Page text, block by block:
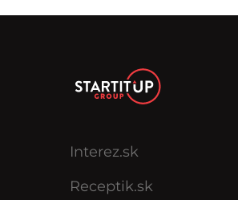
Interez.sk
Receptik.sk